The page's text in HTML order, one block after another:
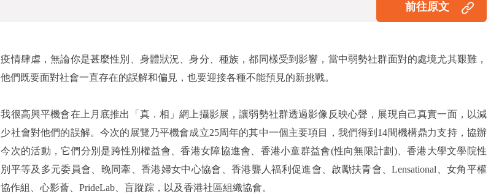
前往原文
疫情肆虐，無論你是甚麼性別、身體狀況、身分、種族，都同樣受到影響，當中弱勢社群面對的處境尤其艱難，
他們既要面對社會一直存在的誤解和偏見，也要迎接各種不能預見的新挑戰。
我很高興平機會在上月底推出「真．相」網上攝影展，讓弱勢社群透過影像反映心聲，展現自己真實一面，以減
少社會對他們的誤解。今次的展覽乃平機會成立25周年的其中一個主要項目，我們得到14間機構鼎力支持，協辦
今次的活動，它們分別是跨性別權益會、香港女障協進會、香港小童群益會(性向無限計劃)、香港大學文學院性
別平等及多元委員會、晚同牽、香港婦女中心協會、香港聾人福利促進會、啟勵扶青會、Lensational、女角平權
協作組、心影薈、PrideLab、盲蹤踪，以及香港社區組織協會。